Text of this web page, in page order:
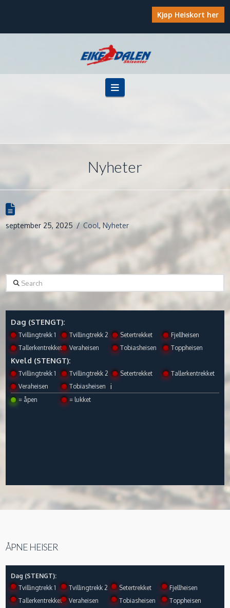
Kjøp Heiskort her
Navigation
Nyheter
september 25, 2025 Cool, Nyheter
Search
Dag (STENGT):
Tvillingtrekk 1 Tvillingtrekk 2 Setertrekket
Fjellheisen
Tallerkentrekket
Veraheisen Tobiasheisen Toppheisen
Kveld (STENGT):
Tvillingtrekk 1 Tvillingtrekk 2 Setertrekket
Tallerkentrekket
Veraheisen
Tobiasheisen i
= åpen = lukket
ÅPNE HEISER
Dag (STENGT):
Tvillingtrekk 1
Tvillingtrekk 2 Setertrekket
Fjellheisen
Tallerkentrekket
Veraheisen Tobiasheisen
Toppheisen